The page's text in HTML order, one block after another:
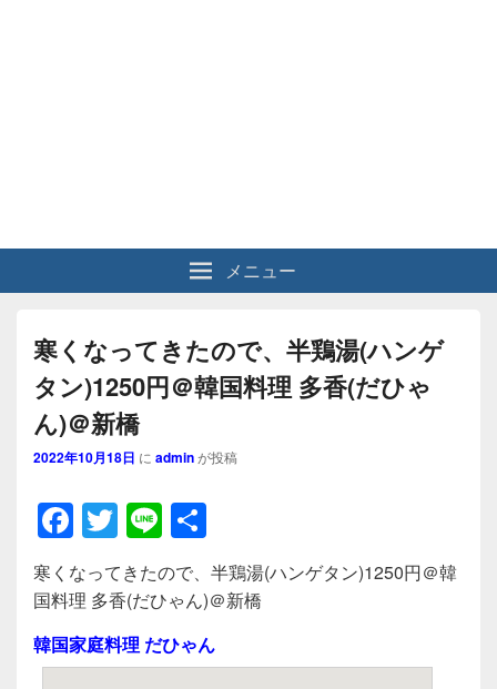
メニュー
寒くなってきたので、半鶏湯(ハンゲ
タン)1250円＠韓国料理 多香(だひゃ
ん)＠新橋
2022年10月18日 に adminが投稿
F
a
c
e
b
T
wi
tt
er
Li
n
e
有
寒くなってきたので、半鶏湯(ハンゲタン)1250円＠韓
国料理 多香(だひゃん)＠新橋
韓国家庭料理 だひゃん